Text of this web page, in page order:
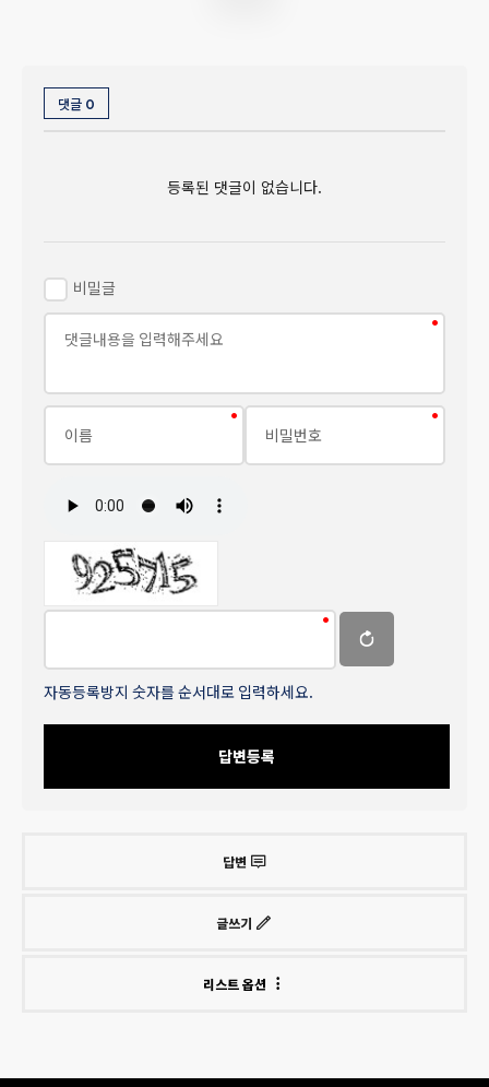
댓글 0
등록된 댓글이 없습니다.
비밀글
자동등록방지 숫자를 순서대로 입력하세요.
답변등록
답변
글쓰기
리스트 옵션